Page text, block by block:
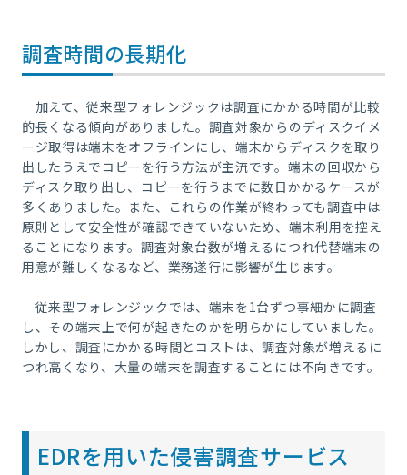
調査時間の長期化
加えて、従来型フォレンジックは調査にかかる時間が比較
的長くなる傾向がありました。調査対象からのディスクイメ
ージ取得は端末をオフラインにし、端末からディスクを取り
出したうえでコピーを行う方法が主流です。端末の回収から
ディスク取り出し、コピーを行うまでに数日かかるケースが
多くありました。また、これらの作業が終わっても調査中は
原則として安全性が確認できていないため、端末利用を控え
ることになります。調査対象台数が増えるにつれ代替端末の
用意が難しくなるなど、業務遂行に影響が生じます。
従来型フォレンジックでは、端末を1台ずつ事細かに調査
し、その端末上で何が起きたのかを明らかにしていました。
しかし、調査にかかる時間とコストは、調査対象が増えるに
つれ高くなり、大量の端末を調査することには不向きです。
EDRを用いた侵害調査サービス